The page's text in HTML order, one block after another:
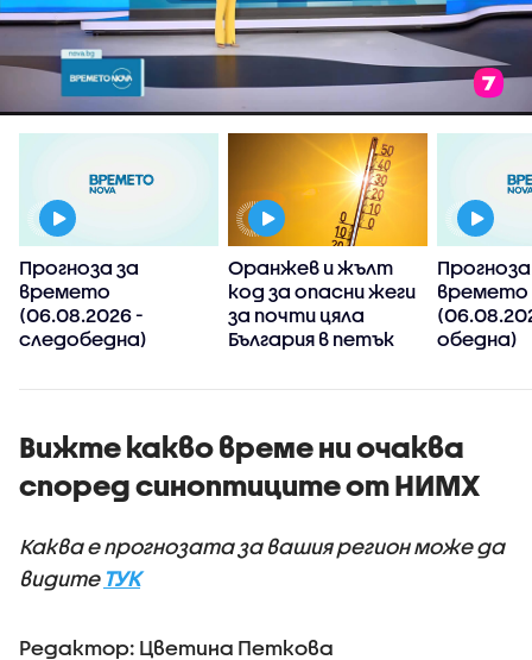
Прогноза за
времето
(06.08.2026 -
следобедна)
Оранжев и жълт
код за опасни жеги
за почти цяла
България в петък
времето
обедна)
Вижте какво време ни очаква
според синоптиците от НИМХ
Каква е прогнозата за вашия регион може да
видите ТУК
Редактор: Цветина Петкова